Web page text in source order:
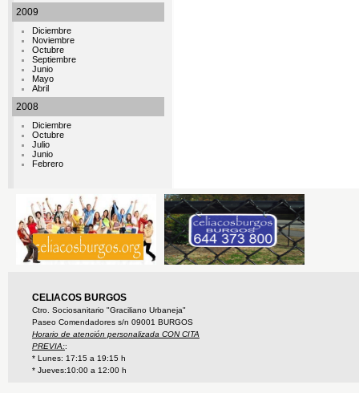
2009
Diciembre
Noviembre
Octubre
Septiembre
Junio
Mayo
Abril
2008
Diciembre
Octubre
Julio
Junio
Febrero
CELIACOS BURGOS
Ctro. Sociosanitario "Graciliano Urbaneja"
Paseo Comendadores s/n 09001 BURGOS
Horario de atención personalizada CON CITA
PREVIA::
* Lunes: 17:15 a 19:15 h
* Jueves:10:00 a 12:00 h